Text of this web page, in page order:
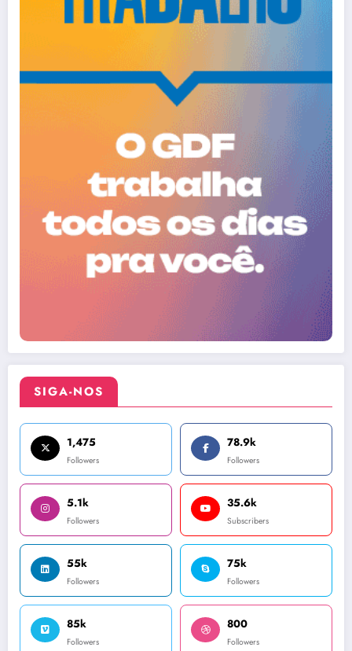
SIGA-NOS
1,475
Followers
78.9k
Followers
5.1k
Followers
35.6k
Subscribers
55k
Followers
75k
Followers
85k
Followers
800
Followers